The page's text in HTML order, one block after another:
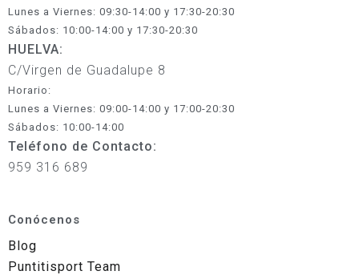
Lunes a Viernes: 09:30-14:00 y 17:30-20:30
Sábados: 10:00-14:00 y 17:30-20:30
HUELVA:
C/Virgen de Guadalupe 8
Horario:
Lunes a Viernes: 09:00-14:00 y 17:00-20:30
Sábados: 10:00-14:00
Teléfono de Contacto:
959 316 689
Conócenos
Blog
Puntitisport Team